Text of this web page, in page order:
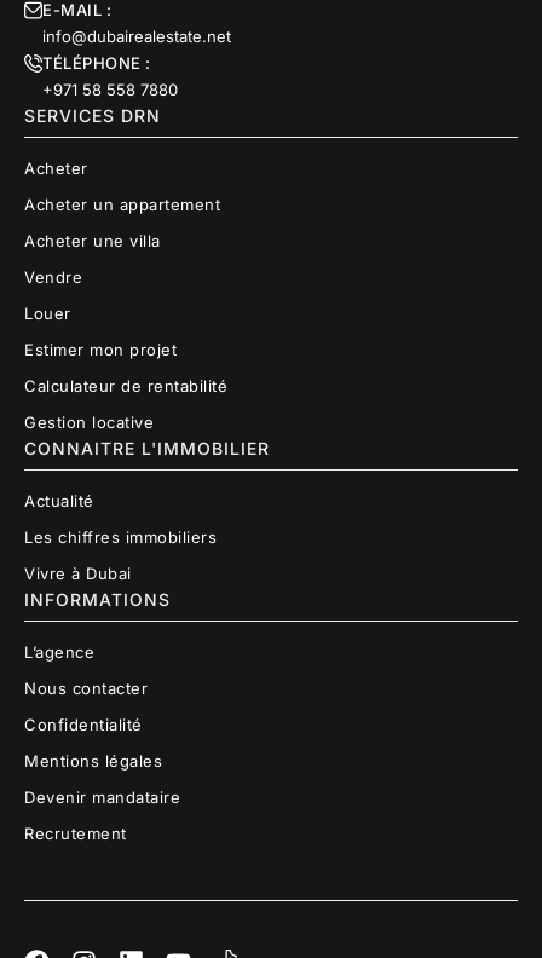
E-MAIL :
info@dubairealestate.net
TÉLÉPHONE :
+971 58 558 7880
SERVICES DRN
Acheter
Acheter un appartement
Acheter une villa
Vendre
Louer
Estimer mon projet
Calculateur de rentabilité
Gestion locative
CONNAITRE L'IMMOBILIER
Actualité
Les chiffres immobiliers
Vivre à Dubai
INFORMATIONS
L’agence
Nous contacter
Confidentialité
Mentions légales
Devenir mandataire
Recrutement